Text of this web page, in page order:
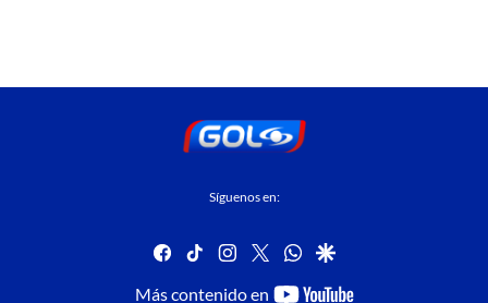
Síguenos en:
facebook
tiktok instagram
twitterwhatsapp
google
Más contenido en
youtube-